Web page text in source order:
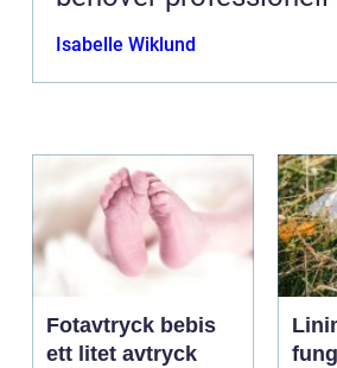
Isabelle Wiklund
Fotavtryck bebis
ett litet avtryck